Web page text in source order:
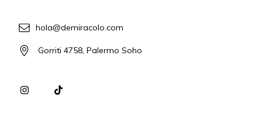
hola@demiracolo.com
Gorriti 4758, Palermo Soho